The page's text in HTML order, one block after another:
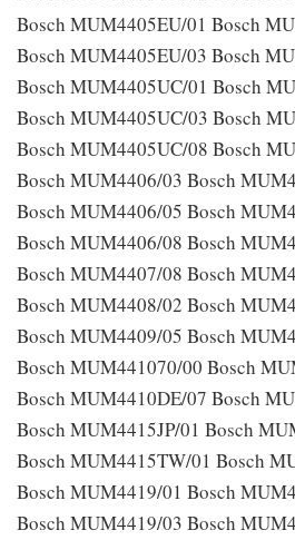
Bosch MUM4405EU/01 Bosch
Bosch MUM4405EU/03 Bosch
Bosch MUM4405UC/01 Bosch
Bosch MUM4405UC/03 Bosch
Bosch MUM4405UC/08 Bosch
Bosch MUM4406/03 Bosch
Bosch MUM4406/05 Bosch
Bosch MUM4406/08 Bosch
Bosch MUM4407/08 Bosch
Bosch MUM4408/02 Bosch
Bosch MUM4409/05 Bosch
Bosch MUM441070/00 Bosch
Bosch MUM4410DE/07 Bosch
Bosch MUM4415JP/01 Bosch
Bosch MUM4415TW/01 Bosch
Bosch MUM4419/01 Bosch
Bosch MUM4419/03 Bosch